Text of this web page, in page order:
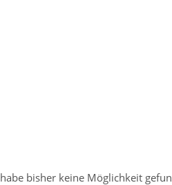
bisher keine Möglichkeit